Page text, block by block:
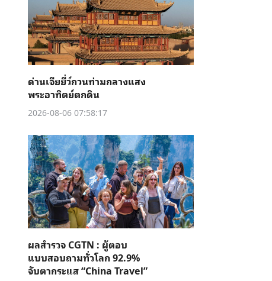
ด่านเจียยี่ว์กวนท่ามกลางแสง
พระอาทิตย์ตกดิน
2026-08-06 07:58:17
ผลสำรวจ CGTN : ผู้ตอบ
แบบสอบถามทั่วโลก 92.9%
จับตากระแส “China Travel”